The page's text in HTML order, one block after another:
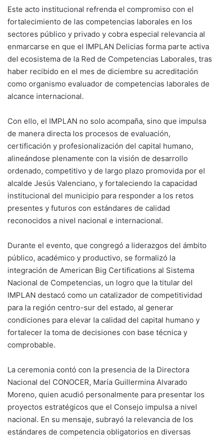
Este acto institucional refrenda el compromiso con el
fortalecimiento de las competencias laborales en los
sectores público y privado y cobra especial relevancia al
enmarcarse en que el IMPLAN Delicias forma parte activa
del ecosistema de la Red de Competencias Laborales, tras
haber recibido en el mes de diciembre su acreditación
como organismo evaluador de competencias laborales de
alcance internacional.
Con ello, el IMPLAN no solo acompaña, sino que impulsa
de manera directa los procesos de evaluación,
certificación y profesionalización del capital humano,
alineándose plenamente con la visión de desarrollo
ordenado, competitivo y de largo plazo promovida por el
alcalde Jesús Valenciano, y fortaleciendo la capacidad
institucional del municipio para responder a los retos
presentes y futuros con estándares de calidad
reconocidos a nivel nacional e internacional.
Durante el evento, que congregó a liderazgos del ámbito
público, académico y productivo, se formalizó la
integración de American Big Certifications al Sistema
Nacional de Competencias, un logro que la titular del
IMPLAN destacó como un catalizador de competitividad
para la región centro-sur del estado, al generar
condiciones para elevar la calidad del capital humano y
fortalecer la toma de decisiones con base técnica y
comprobable.
La ceremonia contó con la presencia de la Directora
Nacional del CONOCER, María Guillermina Alvarado
Moreno, quien acudió personalmente para presentar los
proyectos estratégicos que el Consejo impulsa a nivel
nacional. En su mensaje, subrayó la relevancia de los
estándares de competencia obligatorios en diversas